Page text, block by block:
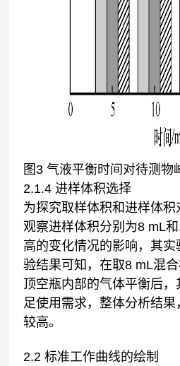
图3 气液平衡时间对待测物
2.1.4 进样体积选择
为探究取样体积和进样体积
观察进样体积分别为8 mL
高的变化情况的影响，其
验结果可知，在取8 mL混合
顶空瓶内部的气体平衡后
足使用需求，整体分析结
较高。
2.2 标准工作曲线的绘制